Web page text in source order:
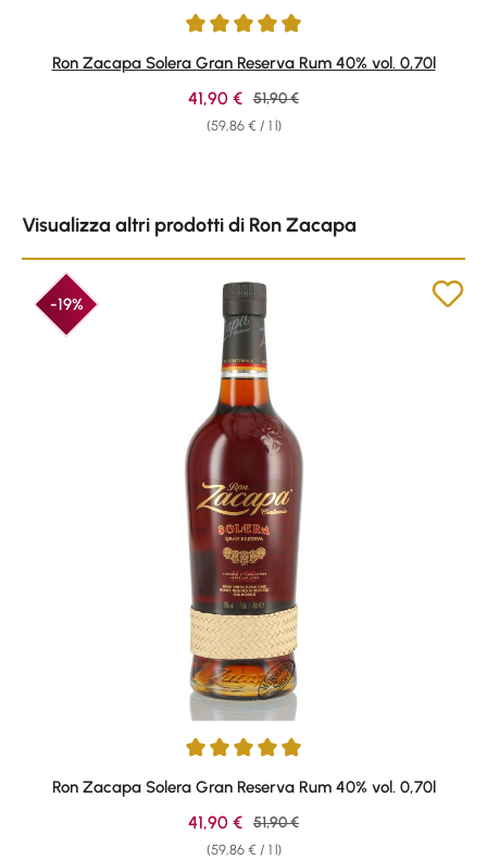
Average rating of 4.88 out of 5 stars
Ron Zacapa Solera Gran Reserva Rum 40% vol. 0,70l
(59,86 € / 1 l)
Sale price:
41,90 € Regular price:
51,90 €
Visualizza altri prodotti di Ron Zacapa
-19%
Average rating of 4.88 out of 5 stars
Ron Zacapa Solera Gran Reserva Rum 40% vol. 0,70l
(59,86 € / 1 l)
Sale price:
41,90 € Regular price:
51,90 €